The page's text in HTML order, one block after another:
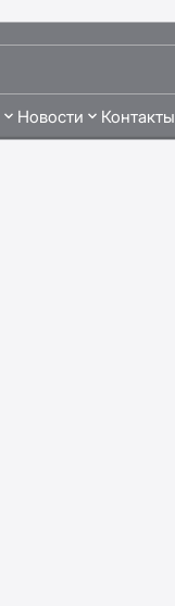
Новости Контакты